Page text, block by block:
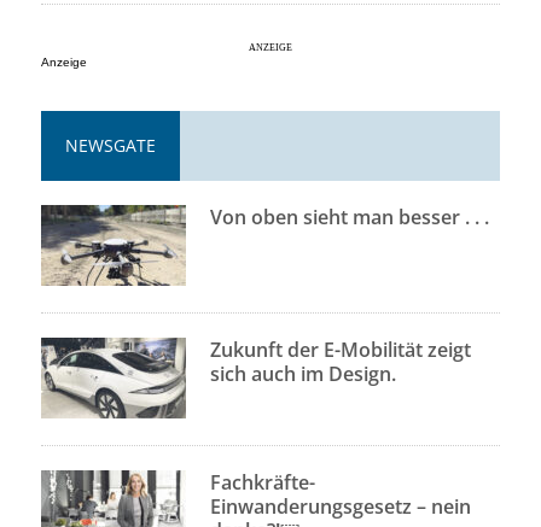
Anzeige
NEWSGATE
Von oben sieht man besser . . .
Zukunft der E-Mobilität zeigt
sich auch im Design.
Fachkräfte-
Einwanderungsgesetz – nein